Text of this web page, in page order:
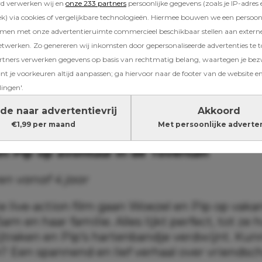
verwerken wij en onze 233 partners persoonlijke gegevens (zoals je IP-adres
via cookies of vergelijkbare technologieën. Hiermee bouwen we een
met onze advertentieruimte commercieel beschikbaar stellen aan
Zo genereren wij inkomsten door gepersonaliseerde advertenties te
verwerken gegevens op basis van rechtmatig belang, waartegen je
je voorkeuren altijd aanpassen; ga hiervoor naar de footer van de website
naar advertentievrij
€1,99 per maand
Akkoord
Met persoonlijke
2: Een nieuwe vriend voor Dikkie Dik
(3+)
rode kater is terug! Op een winterse dag
Poes Muis iets nieuws: sneeuw. Maar de
een nieuwe buur: de luidruchtige hond
Een hartverwarmend avontuur voor de
Pip op avontuur in de Tovertuin
vanaf 4 jaar
live-action film gaan Woezel en Pip op
en haar familie. Alles lijkt perfect, tot ze
en Pip’s hartenbandje verdwijnt.
Een spannend en lief verhaal over